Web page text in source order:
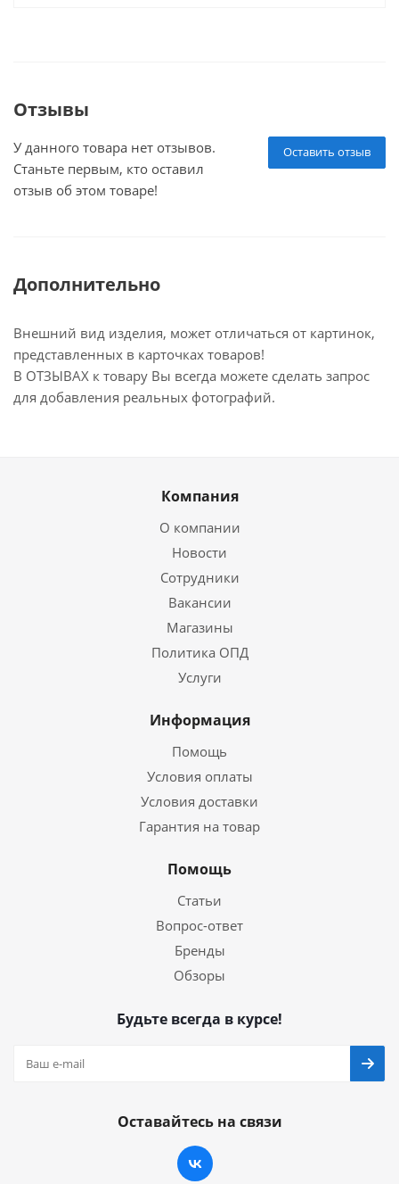
Отзывы
Оставить отзыв
У данного товара нет отзывов.
Станьте первым, кто оставил
отзыв об этом товаре!
Дополнительно
Внешний вид изделия, может отличаться от картинок,
представленных в карточках товаров!
В ОТЗЫВАХ к товару Вы всегда можете сделать запрос
для добавления реальных фотографий.
Компания
О компании
Новости
Сотрудники
Вакансии
Магазины
Политика ОПД
Услуги
Информация
Помощь
Условия оплаты
Условия доставки
Гарантия на товар
Помощь
Статьи
Вопрос-ответ
Бренды
Обзоры
Будьте всегда в курсе!
Оставайтесь на связи